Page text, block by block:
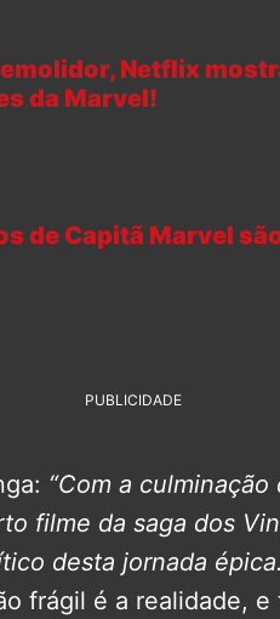
Netflix
da Marvel!
de Capitã Marvel
PUBLICIDADE
“Com a
filme da saga dos
desta jornada épica.
frágil é a realidade,